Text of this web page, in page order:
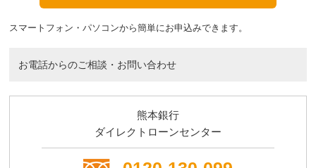
スマートフォン・パソコンから簡単にお申込みできます。
お電話からのご相談・お問い合わせ
熊本銀行
ダイレクトローンセンター